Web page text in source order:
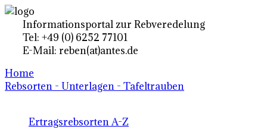
Informationsportal zur Rebveredelung
Tel: +49 (0) 6252 77101
E-Mail: reben(at)antes.de
Home
Rebsorten - Unterlagen - Tafeltrauben
Ertragsrebsorten A-Z